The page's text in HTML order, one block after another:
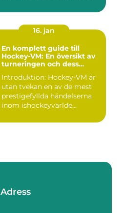
16. jan
En komplett guide till
Hockey-VM: En översikt av
turneringen och dess
Introduktion: Hockey-VM är
utan tvekan en av de mest
prestigefyllda händelserna
inom ishockeyvärlde...
Adress